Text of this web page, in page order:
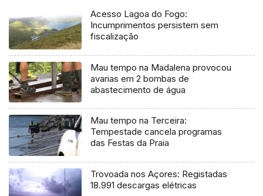
Acesso Lagoa do Fogo:
Incumprimentos persistem sem
fiscalização
Mau tempo na Madalena provocou
avarias em 2 bombas de
abastecimento de água
Mau tempo na Terceira:
Tempestade cancela programas
das Festas da Praia
Trovoada nos Açores: Registadas
18.991 descargas elétricas